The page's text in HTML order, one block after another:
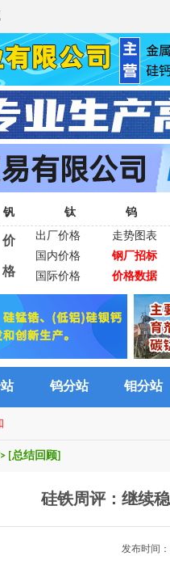
钒 钛 钨
价
格
出厂价格
走势图表
国内价格
钢厂招标
国际价格
价格数据
钨分站 钼分站
> [总结回顾]
硅铁周评：继续
发布时间